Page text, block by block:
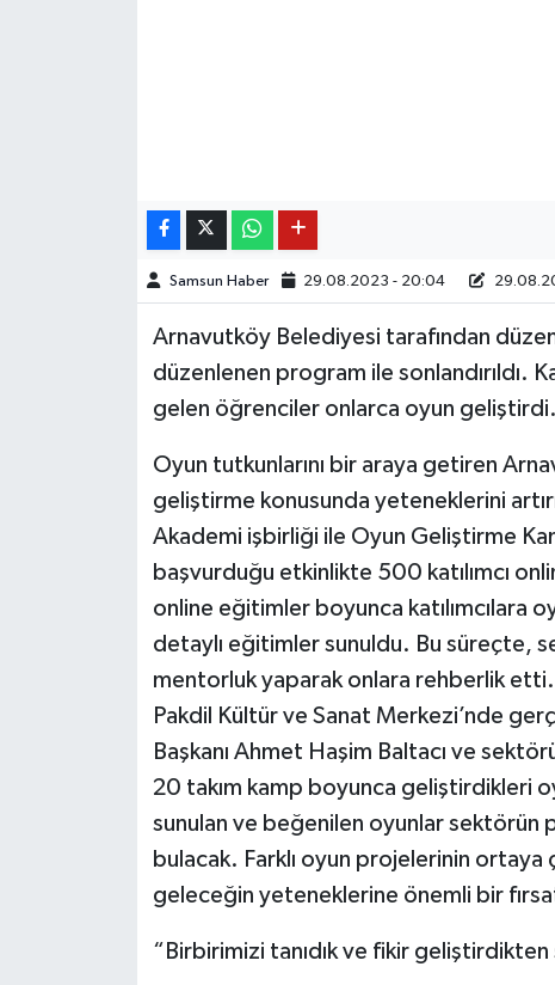
Samsun Haber 29.08.2023 - 20:04
Arnavutköy Belediyesi tarafından
düzenlenen program ile sonlandırıldı.
gelen öğrenciler onlarca oyun geliştirdi.
Oyun tutkunlarını bir araya getiren
geliştirme konusunda yeteneklerini
Akademi işbirliği ile Oyun Geliştirme
başvurduğu etkinlikte 500 katılımcı
online eğitimler boyunca katılımcılara
detaylı eğitimler sunuldu. Bu süreçte,
mentorluk yaparak onlara rehberlik etti.
Pakdil Kültür ve Sanat Merkezi’nde
Başkanı Ahmet Haşim Baltacı ve
20 takım kamp boyunca geliştirdikleri
sunulan ve beğenilen oyunlar sektörün
bulacak. Farklı oyun projelerinin ortaya
geleceğin yeteneklerine önemli bir
“Birbirimizi tanıdık ve fikir geliştirdikten